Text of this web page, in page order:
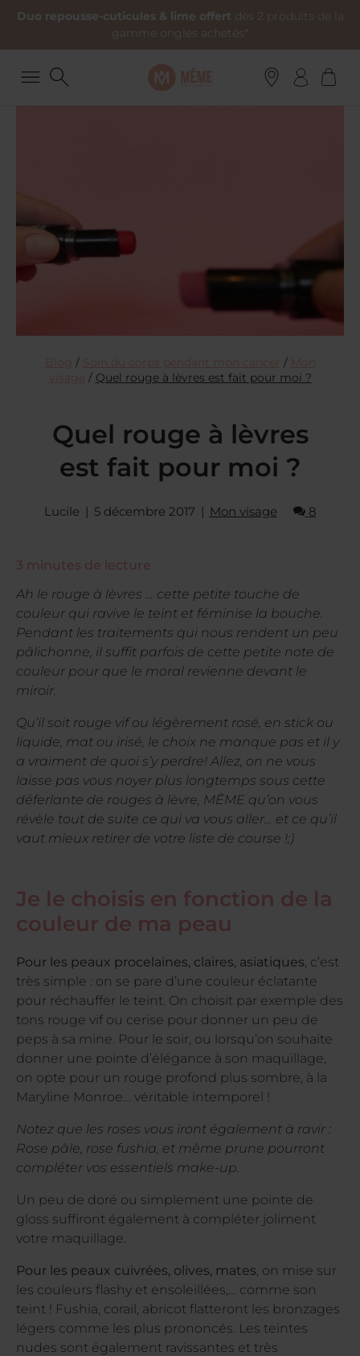
Duo repousse-cuticules & lime offert dès 2 produits de la
gamme ongles achetés*
Blog / Soin du corps pendant mon cancer / Mon
visage / Quel rouge à lèvres est fait pour moi ?
Quel rouge à lèvres
est fait pour moi ?
Lucile 5 décembre 2017 Mon visage 8
3 minutes de lecture
Ah le rouge à lèvres … cette petite touche de
couleur qui ravive le teint et féminise la bouche.
Pendant les traitements qui nous rendent un peu
pâlichonne, il suffit parfois de cette petite note de
couleur pour que le moral revienne devant le
miroir.
Qu’il soit rouge vif ou légèrement rosé, en stick ou
liquide, mat ou irisé, le choix ne manque pas et il y
a vraiment de quoi s’y perdre! Allez, on ne vous
laisse pas vous noyer plus longtemps sous cette
déferlante de rouges à lèvre, MÊME qu’on vous
révèle tout de suite ce qui va vous aller… et ce qu’il
vaut mieux retirer de votre liste de course !;)
Je le choisis en fonction de la
couleur de ma peau
Pour les peaux procelaines, claires, asiatiques, c’est
très simple : on se pare d’une couleur éclatante
pour réchauffer le teint. On choisit par exemple des
tons rouge vif ou cerise pour donner un peu de
peps à sa mine. Pour le soir, ou lorsqu’on souhaite
donner une pointe d’élégance à son maquillage,
on opte pour un rouge profond plus sombre, à la
Maryline Monroe… véritable intemporel !
Notez que les roses vous iront également à ravir :
Rose pâle, rose fushia, et même prune pourront
compléter vos essentiels make-up.
Un peu de doré ou simplement une pointe de
gloss suffiront également à compléter joliment
votre maquillage.
Pour les peaux cuivrées, olives, mates, on mise sur
les couleurs flashy et ensoleillées,… comme son
teint ! Fushia, corail, abricot flatteront les bronzages
légers comme les plus prononcés. Les teintes
nudes sont également ravissantes et très